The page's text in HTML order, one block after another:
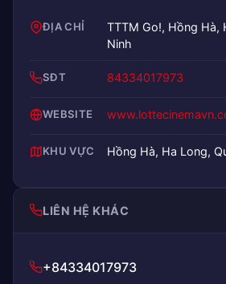
ĐỊA CHỈ
TTTM Go!, Hồng Hà,
Ninh
SĐT 84334017973
WEBSITE
KHU VỰC Hồng Hà, Ha Long,
LIÊN HỆ KHÁC
+84334017973